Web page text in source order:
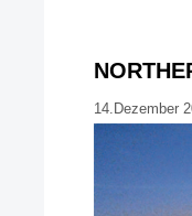
14.Dezember